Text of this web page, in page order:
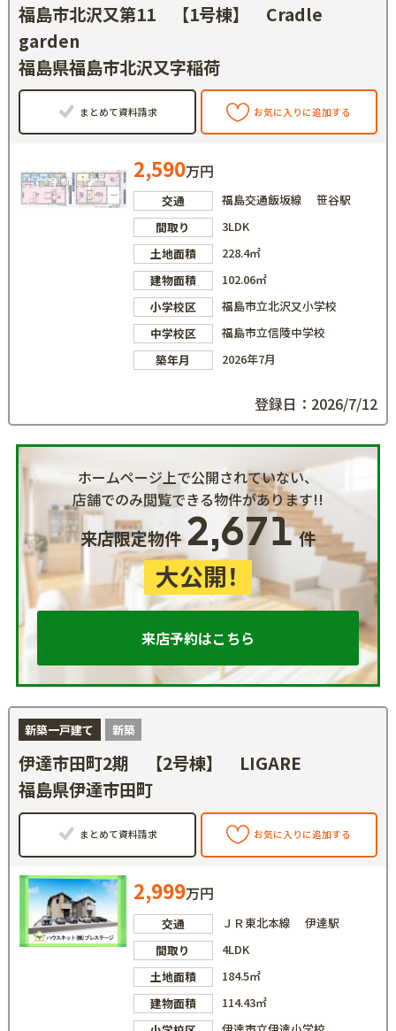
福島市北沢又第11 【1号棟】 Cradle
garden
福島県福島市北沢又字稲荷
まとめて資料請求 お気に入りに追加する
2,590万円
交通
福島交通飯坂線 笹谷駅
間取り
3LDK
土地面積
228.4㎡
建物面積
102.06㎡
小学校区
福島市立北沢又小学校
中学校区
福島市立信陵中学校
築年月
2026年7月
登録日：2026/7/12
ホームページ上で公開されていない、
店舗でのみ閲覧できる物件があります!!
来店限定物件2,671件
大公開！
来店予約はこちら
新築一戸建て 新築
伊達市田町2期 【2号棟】 LIGARE
福島県伊達市田町
まとめて資料請求 お気に入りに追加する
2,999万円
交通
ＪＲ東北本線 伊達駅
間取り
4LDK
土地面積
184.5㎡
建物面積
114.43㎡